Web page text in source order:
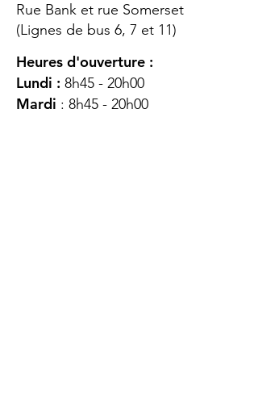
Rue Bank et rue Somerset
(Lignes de bus 6, 7 et 11)
Heures d'ouverture :
Lundi : 8h45 - 20h00
Mardi : 8h45 - 20h00